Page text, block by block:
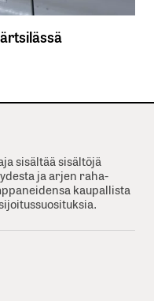
sisältää sisältöjä
ja arjen raha-
kaupallista